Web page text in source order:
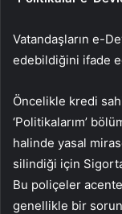
Vatandaşların e-
edebildiğini ifade
Öncelikle kredi
‘Politikalarım’
halinde yasal
silindiği için
Bu poliçeler
genellikle bir